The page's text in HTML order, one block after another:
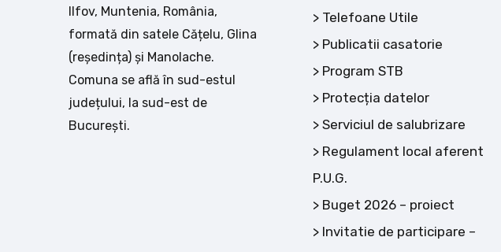
Ilfov, Muntenia, România,
formată din satele Cățelu, Glina
(reședința) și Manolache.
Comuna se află în sud-estul
județului, la sud-est de
București.
Telefoane Utile
Publicatii casatorie
Program STB
Protecția datelor
Serviciul de salubrizare
Regulament local aferent
P.U.G.
Buget 2026 – proiect
Invitatie de participare –